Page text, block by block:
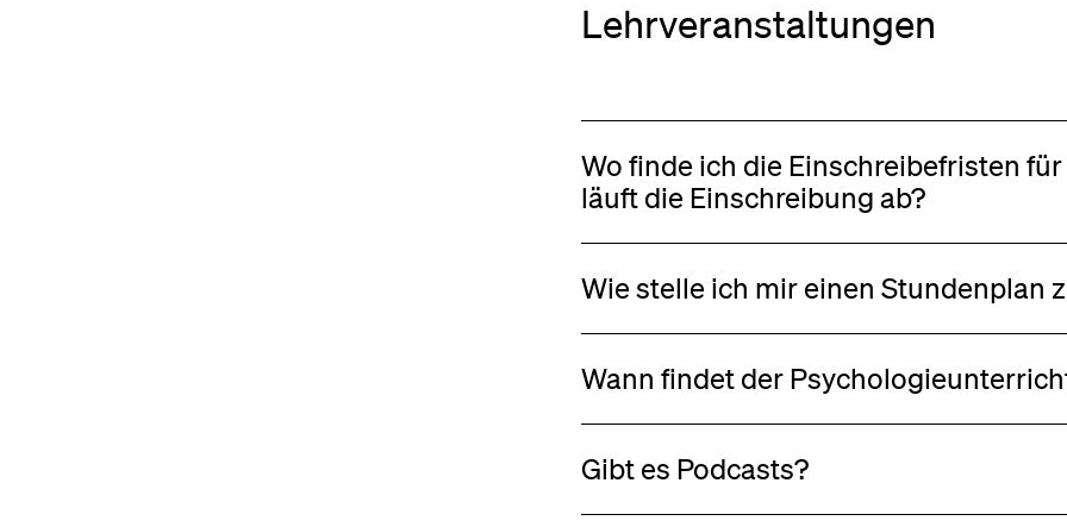
Lehrveranstaltungen
Wo finde ich die Einschreibefristen
läuft die Einschreibung ab?
Wie stelle ich mir einen Stundenplan
Wann findet der
Gibt es Podcasts?